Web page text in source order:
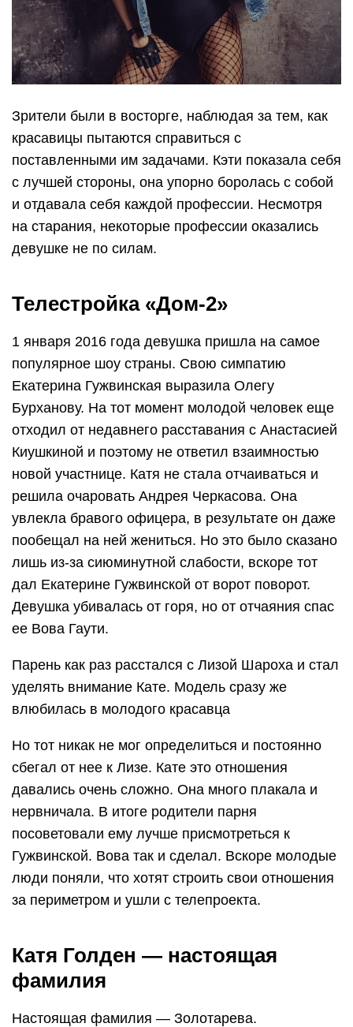
Зрители были в восторге, наблюдая за тем, как
красавицы пытаются справиться с
поставленными им задачами. Кэти показала себя
с лучшей стороны, она упорно боролась с собой
и отдавала себя каждой профессии. Несмотря
на старания, некоторые профессии оказались
девушке не по силам.
Телестройка «Дом-2»
1 января 2016 года девушка пришла на самое
популярное шоу страны. Свою симпатию
Екатерина Гужвинская выразила Олегу
Бурханову. На тот момент молодой человек еще
отходил от недавнего расставания с Анастасией
Киушкиной и поэтому не ответил взаимностью
новой участнице. Катя не стала отчаиваться и
решила очаровать Андрея Черкасова. Она
увлекла бравого офицера, в результате он даже
пообещал на ней жениться. Но это было сказано
лишь из-за сиюминутной слабости, вскоре тот
дал Екатерине Гужвинской от ворот поворот.
Девушка убивалась от горя, но от отчаяния спас
ее Вова Гаути.
Парень как раз расстался с Лизой Шароха и стал
уделять внимание Кате. Модель сразу же
влюбилась в молодого красавца
Но тот никак не мог определиться и постоянно
сбегал от нее к Лизе. Кате это отношения
давались очень сложно. Она много плакала и
нервничала. В итоге родители парня
посоветовали ему лучше присмотреться к
Гужвинской. Вова так и сделал. Вскоре молодые
люди поняли, что хотят строить свои отношения
за периметром и ушли с телепроекта.
Катя Голден — настоящая
фамилия
Настоящая фамилия — Золотарева.